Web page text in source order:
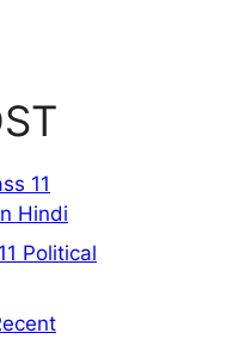
11
Hindi
Political